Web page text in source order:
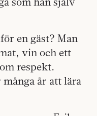
en gäst? Man
vin och ett
respekt.
år att lära